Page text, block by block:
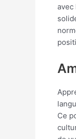
avec
Ce